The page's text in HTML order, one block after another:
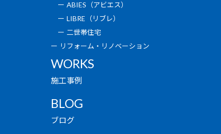
ABIES（アビエス）
LIBRE（リブレ）
二世帯住宅
リフォーム・リノベーション
WORKS
施工事例
BLOG
ブログ